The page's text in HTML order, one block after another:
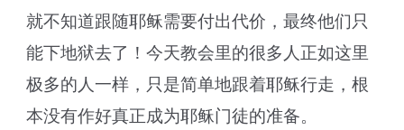
就不知道跟随耶稣需要付出代价，最终他们只
能下地狱去了！今天教会里的很多人正如这里
极多的人一样，只是简单地跟着耶稣行走，根
本没有作好真正成为耶稣门徒的准备。